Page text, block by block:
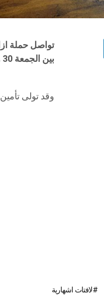
تواصل حملة
بين الجمعة 30 و السبت 31ماي 2025.
وقد تولى
لافتات اشهارية